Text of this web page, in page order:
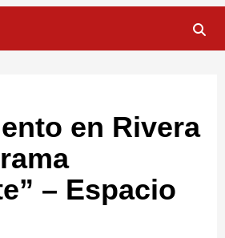
en Rivera
– Espacio